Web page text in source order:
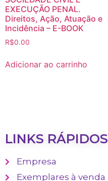
EXECUÇÃO PENAL.
Direitos, Ação, Atuação e
Incidência – E-BOOK
R$0.00
Adicionar ao carrinho
LINKS RÁPIDOS
Empresa
Exemplares à venda